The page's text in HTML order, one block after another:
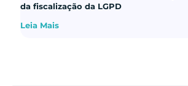
da fiscalização da LGPD
Leia Mais